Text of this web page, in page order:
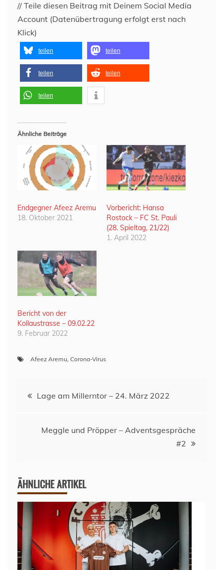
// Teile diesen Beitrag mit Deinem Social Media
Account (Datenübertragung erfolgt erst nach
Klick)
teilen teilen
teilen teilen
teilen
Ähnliche Beiträge
Endgegner Afeez Aremu
18. Oktober 2021
Vorbericht: Hansa
Rostock – FC St. Pauli
(28. Spieltag, 21/22)
1. April 2022
Bericht von der
Kollaustrasse – 09.02.22
9. Februar 2022
Afeez Aremu, Corona-Virus
Beitragsnavigation
Lage am Millerntor – 24. März 2022
Meggle und Pröpper – Adventsgespräche
#2
ÄHNLICHE ARTIKEL